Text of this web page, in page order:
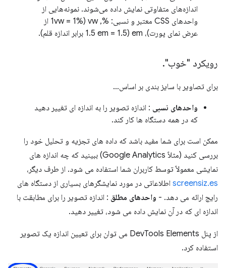
اندازه‌های متفاوتی نمایش داده می‌شوند. نمونه‌هایی از
واحدهای CSS معتبر و نسبی: %, vw (1vw = 1% از
عرض نمای پورت)، em (1.5 em = 1.5 برابر اندازه قلم).
رویکرد "خوب".
برای تصاویر با سایز بندی بر اساس…
واحدهای نسبی : اندازه تصویر را به اندازه ای تغییر دهید
که در همه دستگاه ها کار کند.
ممکن است برای شما مفید باشد که داده های تجزیه و تحلیل خود را
بررسی کنید (مثلاً Google Analytics) ببینید که چه اندازه های
نمایشی معمولاً توسط کاربران شما استفاده می شود. از طرف دیگر،
screensiz.es اطلاعاتی در مورد نمایشگرهای بسیاری از دستگاه های
رایج ارائه می دهد. - واحدهای مطلق : اندازه تصویر را برای مطابقت با
اندازه ای که در آن نمایش داده می شود، تغییر دهید.
از پنل DevTools Elements می توان برای تعیین اندازه یک تصویر
استفاده کرد.